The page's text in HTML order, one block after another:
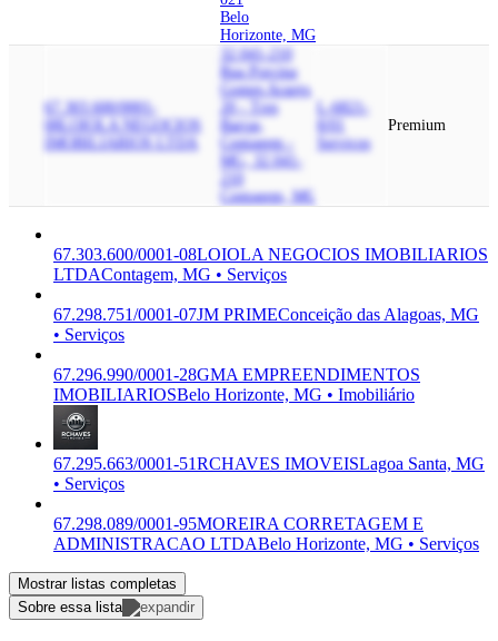
Belo
Horizonte, MG
67.303.600/0001-
08 LOIOLA NEGOCIOS
IMOBILIARIOS LTDA
32.041-210
Rua Porcina
Gomes Araujo,
20 - Tres
Barras,
Contagem -
MG, 32.041-
Contagem, MG
L-6821-
Serviços
Premium
67.303.600/0001-08LOIOLA NEGOCIOS IMOBILIARIOS
LTDAContagem, MG • Serviços
67.298.751/0001-07JM PRIMEConceição das Alagoas, MG
• Serviços
67.296.990/0001-28GMA EMPREENDIMENTOS
IMOBILIARIOSBelo Horizonte, MG • Imobiliário
67.295.663/0001-51RCHAVES IMOVEISLagoa Santa, MG
• Serviços
67.298.089/0001-95MOREIRA CORRETAGEM E
ADMINISTRACAO LTDABelo Horizonte, MG • Serviços
Mostrar listas completas
Sobre essa lista